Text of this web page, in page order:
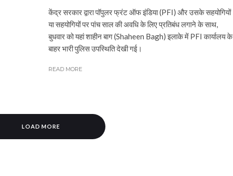
केंद्र सरकार द्वारा पॉपुलर फ्रंट ऑफ इंडिया (PFI) और उसके सहयोगियों
या सहयोगियों पर पांच साल की अवधि के लिए प्रतिबंध लगाने के साथ,
बुधवार को यहां शाहीन बाग (Shaheen Bagh) इलाके में PFI कार्यालय के
बाहर भारी पुलिस उपस्थिति देखी गई।
READ MORE
LOAD MORE